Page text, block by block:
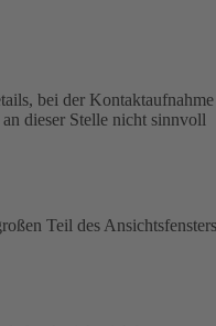
bei der Kontaktaufnahme
dieser Stelle nicht sinnvoll
Teil des